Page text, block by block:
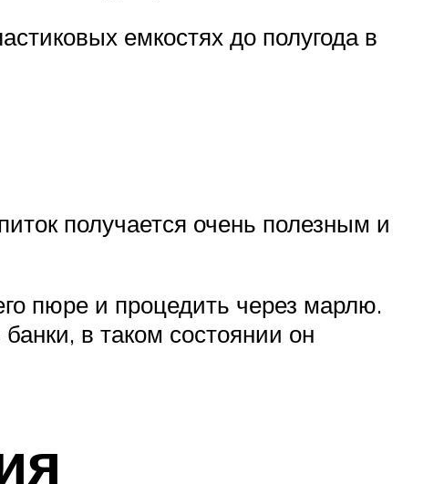
емкостях до полугода в
получается очень полезным и
пюре и процедить через марлю.
в таком состоянии он